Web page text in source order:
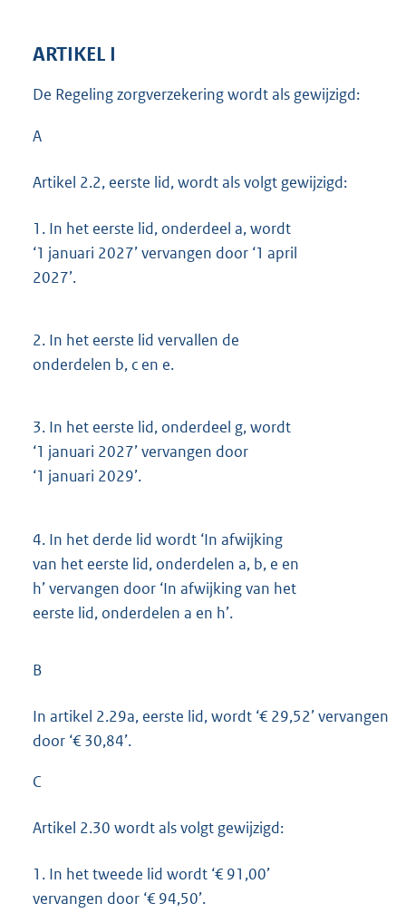
ARTIKEL I
De Regeling zorgverzekering wordt als gewijzigd:
A
Artikel 2.2, eerste lid, wordt als volgt gewijzigd:
1. In het eerste lid, onderdeel a, wordt
‘1 januari 2027’ vervangen door ‘1 april
2027’.
2. In het eerste lid vervallen de
onderdelen b, c en e.
3. In het eerste lid, onderdeel g, wordt
‘1 januari 2027’ vervangen door
‘1 januari 2029’.
4. In het derde lid wordt ‘In afwijking
van het eerste lid, onderdelen a, b, e en
h’ vervangen door ‘In afwijking van het
eerste lid, onderdelen a en h’.
B
In artikel 2.29a, eerste lid, wordt ‘€ 29,52’ vervangen
door ‘€ 30,84’.
C
Artikel 2.30 wordt als volgt gewijzigd:
1. In het tweede lid wordt ‘€ 91,00’
vervangen door ‘€ 94,50’.